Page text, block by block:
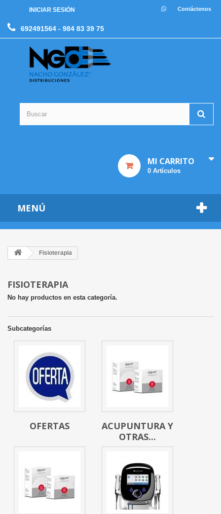
INICIAR SESIÓN Contáctenos
692491564 - 984 83 39 75
MI CARRITO
0 Artículos
MENÚ
Fisioterapia
FISIOTERAPIA
No hay productos en esta categoría.
Subcategorías
OFERTAS
ACUPUNTURA Y
OTRAS...